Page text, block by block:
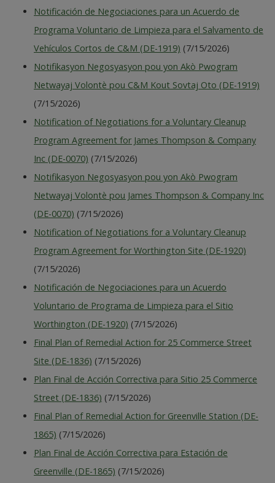
Notificación de Negociaciones para un Acuerdo de
Programa Voluntario de Limpieza para el Salvamento de
Vehículos Cortos de C&M (DE-1919) (7/15/2026)
Notifikasyon Negosyasyon pou yon Akò Pwogram
Netwayaj Volontè pou C&M Kout Sovtaj Oto (DE-1919)
(7/15/2026)
Notification of Negotiations for a Voluntary Cleanup
Program Agreement for James Thompson & Company
Inc (DE-0070) (7/15/2026)
Notifikasyon Negosyasyon pou yon Akò Pwogram
Netwayaj Volontè pou James Thompson & Company Inc
(DE-0070) (7/15/2026)
Notification of Negotiations for a Voluntary Cleanup
Program Agreement for Worthington Site (DE-1920)
(7/15/2026)
Notificación de Negociaciones para un Acuerdo
Voluntario de Programa de Limpieza para el Sitio
Worthington (DE-1920) (7/15/2026)
Final Plan of Remedial Action for 25 Commerce Street
Site (DE-1836) (7/15/2026)
Plan Final de Acción Correctiva para Sitio 25 Commerce
Street (DE-1836) (7/15/2026)
Final Plan of Remedial Action for Greenville Station (DE-
1865) (7/15/2026)
Plan Final de Acción Correctiva para Estación de
Greenville (DE-1865) (7/15/2026)